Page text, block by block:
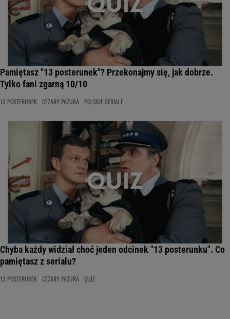
Pamiętasz "13 posterunek"? Przekonajmy się, jak dobrze.
Tylko fani zgarną 10/10
13 POSTERUNEK CEZARY PAZURA POLSKIE SERIALE
Chyba każdy widział choć jeden odcinek "13 posterunku". Co
pamiętasz z serialu?
13 POSTERUNEK CEZARY PAZURA QUIZ